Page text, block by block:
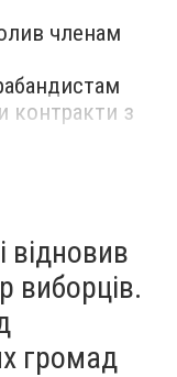
членам
контракти з
історію
- ФОТО
відновив
виборців.
громад